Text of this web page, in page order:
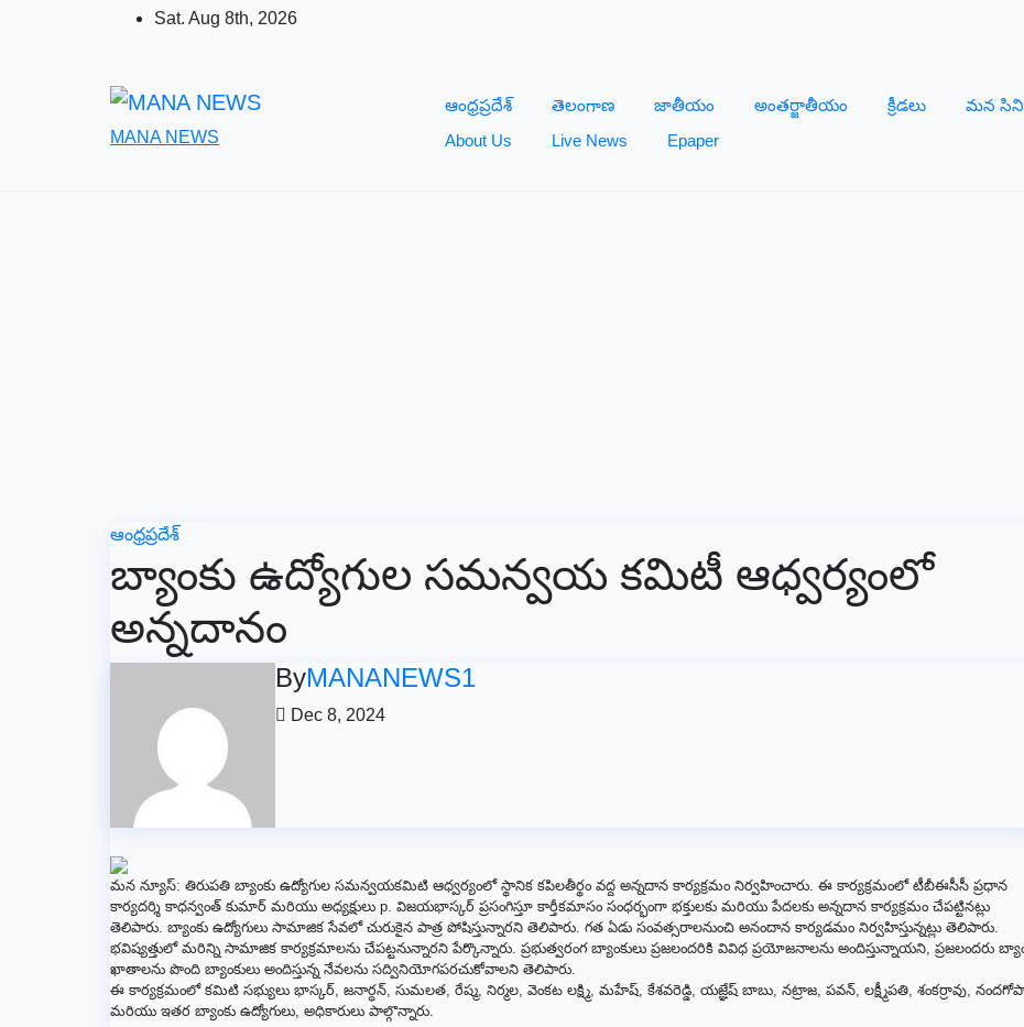
Sat. Aug 8th, 2026
MANA NEWS
ఆంధ్రప్రదేశ్ తెలంగాణ జాతీయం అంతర్జాతీయం క్రీడలు మన
About Us
Live News Epaper
ఆంధ్రప్రదేశ్
బ్యాంకు ఉద్యోగుల సమన్వయ కమిటీ ఆధ్వర్యంలో
అన్నదానం
ByMANANEWS1
Dec 8, 2024
మన న్యూస్: తిరుపతి బ్యాంకు ఉద్యోగుల సమన్వయకమిటి ఆధ్వర్యంలో స్థానిక కపిలతీర్థం వద్ద అన్నదాన కార్యక్రమం నిర్వహించారు. ఈ కార్యక్రమంలో టీబీఈసీసీ ప్రధాన
కార్యదర్శి కాధన్వంత్ కుమార్ మరియు అధ్యక్షులు p. విజయభాస్కర్ ప్రసంగిస్తూ కార్తీకమాసం సంధర్భంగా భక్తులకు మరియు పేదలకు అన్నదాన కార్యక్రమం చేపట్టినట్లు
తెలిపారు. బ్యాంకు ఉద్యోగులు సామాజిక సేవలో చురుకైన పాత్ర పోషిస్తున్నారని తెలిపారు. గత ఏడు సంవత్సరాలనుంచి అనందాన కార్యడమం నిర్వహిస్తున్నట్లు తెలిపారు.
భవిష్యత్తులో మరిన్ని సామాజిక కార్యక్రమాలను చేపట్టనున్నారని పేర్కొన్నారు. ప్రభుత్వరంగ బ్యాంకులు ప్రజలందరికి వివిధ ప్రయోజనాలను అందిస్తున్నాయని, ప్రజలందరు
ఖాతాలను పొంది బ్యాంకులు అందిస్తున్న నేవలను సద్వినియోగపరచుకోవాలని తెలిపారు.
ఈ కార్యక్రమంలో కమిటి సభ్యులు భాస్కర్, జనార్ధన్, సుమలత, రేష్మ, నిర్మల, వెంకట లక్ష్మి, మహేష్, కేశవరెడ్డి, యజ్ఞేష్ బాబు, నట్రాజ, పవన్, లక్ష్మీపతి, శంకర్రావు,
మరియు ఇతర బ్యాంకు ఉద్యోగులు, అధికారులు పాల్గొన్నారు.